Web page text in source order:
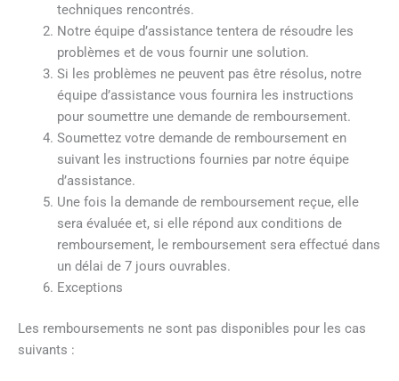
techniques rencontrés.
Notre équipe d’assistance tentera de résoudre les
problèmes et de vous fournir une solution.
Si les problèmes ne peuvent pas être résolus, notre
équipe d’assistance vous fournira les instructions
pour soumettre une demande de remboursement.
Soumettez votre demande de remboursement en
suivant les instructions fournies par notre équipe
d’assistance.
Une fois la demande de remboursement reçue, elle
sera évaluée et, si elle répond aux conditions de
remboursement, le remboursement sera effectué dans
un délai de 7 jours ouvrables.
Exceptions
Les remboursements ne sont pas disponibles pour les cas
suivants :